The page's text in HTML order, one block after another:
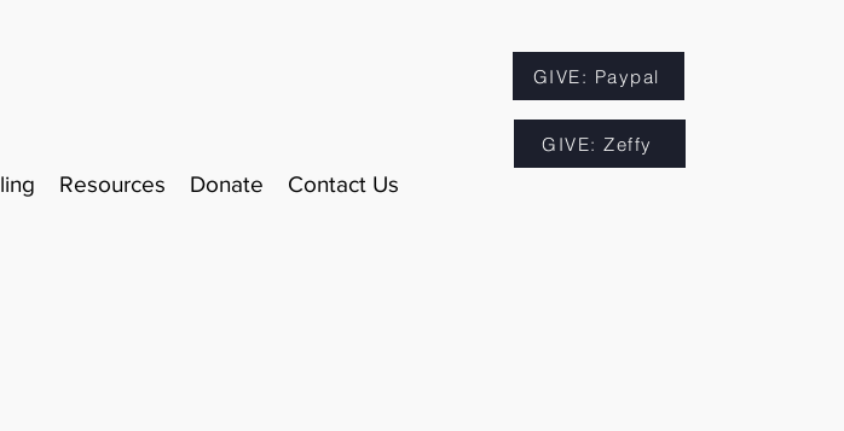
GIVE: Paypal
GIVE: Zeffy
Resources Donate Contact Us